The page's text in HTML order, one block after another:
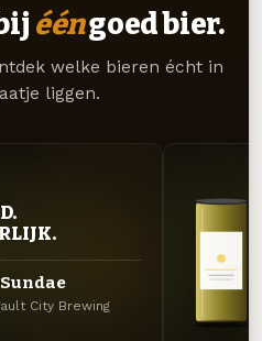
ééngoed bier.
welke bieren écht in
liggen.
City Brewing